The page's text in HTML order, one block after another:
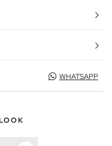
WHATSAPP